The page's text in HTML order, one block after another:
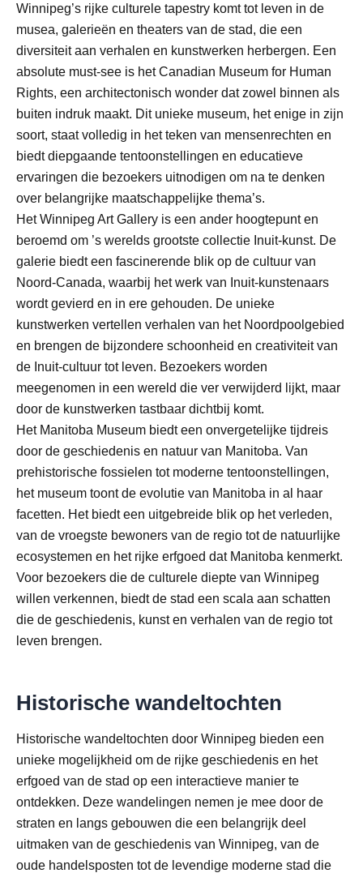
Winnipeg’s rijke culturele tapestry komt tot leven in de
musea, galerieën en theaters van de stad, die een
diversiteit aan verhalen en kunstwerken herbergen. Een
absolute must-see is het Canadian Museum for Human
Rights, een architectonisch wonder dat zowel binnen als
buiten indruk maakt. Dit unieke museum, het enige in zijn
soort, staat volledig in het teken van mensenrechten en
biedt diepgaande tentoonstellingen en educatieve
ervaringen die bezoekers uitnodigen om na te denken
over belangrijke maatschappelijke thema’s.
Het Winnipeg Art Gallery is een ander hoogtepunt en
beroemd om ’s werelds grootste collectie Inuit-kunst. De
galerie biedt een fascinerende blik op de cultuur van
Noord-Canada, waarbij het werk van Inuit-kunstenaars
wordt gevierd en in ere gehouden. De unieke
kunstwerken vertellen verhalen van het Noordpoolgebied
en brengen de bijzondere schoonheid en creativiteit van
de Inuit-cultuur tot leven. Bezoekers worden
meegenomen in een wereld die ver verwijderd lijkt, maar
door de kunstwerken tastbaar dichtbij komt.
Het Manitoba Museum biedt een onvergetelijke tijdreis
door de geschiedenis en natuur van Manitoba. Van
prehistorische fossielen tot moderne tentoonstellingen,
het museum toont de evolutie van Manitoba in al haar
facetten. Het biedt een uitgebreide blik op het verleden,
van de vroegste bewoners van de regio tot de natuurlijke
ecosystemen en het rijke erfgoed dat Manitoba kenmerkt.
Voor bezoekers die de culturele diepte van Winnipeg
willen verkennen, biedt de stad een scala aan schatten
die de geschiedenis, kunst en verhalen van de regio tot
leven brengen.
Historische wandeltochten
Historische wandeltochten door Winnipeg bieden een
unieke mogelijkheid om de rijke geschiedenis en het
erfgoed van de stad op een interactieve manier te
ontdekken. Deze wandelingen nemen je mee door de
straten en langs gebouwen die een belangrijk deel
uitmaken van de geschiedenis van Winnipeg, van de
oude handelsposten tot de levendige moderne stad die